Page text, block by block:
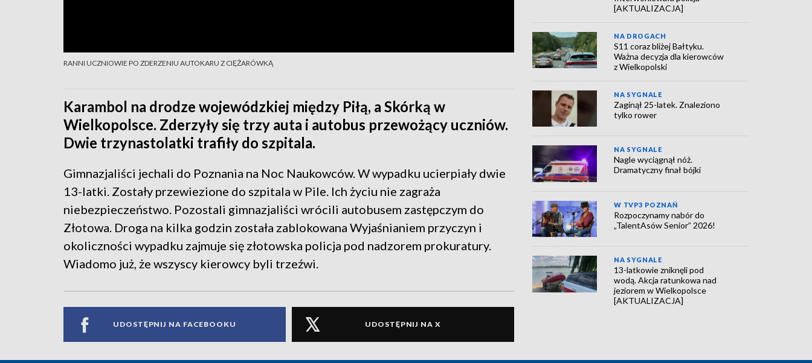
RANNI UCZNIOWIE PO ZDERZENIU AUTOKARU Z CIĘŻARÓWKĄ
Karambol na drodze wojewódzkiej między Piłą, a Skórką w
Wielkopolsce. Zderzyły się trzy auta i autobus przewożący uczniów.
Dwie trzynastolatki trafiły do szpitala.
Gimnazjaliści jechali do Poznania na Noc Naukowców. W wypadku ucierpiały dwie
13-latki. Zostały przewiezione do szpitala w Pile. Ich życiu nie zagraża
niebezpieczeństwo. Pozostali gimnazjaliści wrócili autobusem zastępczym do
Złotowa. Droga na kilka godzin została zablokowana Wyjaśnianiem przyczyn i
okoliczności wypadku zajmuje się złotowska policja pod nadzorem prokuratury.
Wiadomo już, że wszyscy kierowcy byli trzeźwi.
UDOSTĘPNIJ NA FACEBOOKU UDOSTĘPNIJ NA X
[AKTUALIZACJA]
NA DROGACH
S11 coraz bliżej Bałtyku.
Ważna decyzja dla kierowców
z Wielkopolski
NA SYGNALE
Zaginął 25-latek. Znaleziono
tylko rower
NA SYGNALE
Nagle wyciągnął nóż.
Dramatyczny finał bójki
W TVP3 POZNAŃ
Rozpoczynamy nabór do
„TalentAsów Senior” 2026!
NA SYGNALE
13-latkowie zniknęli pod
wodą. Akcja ratunkowa nad
jeziorem w Wielkopolsce
[AKTUALIZACJA]